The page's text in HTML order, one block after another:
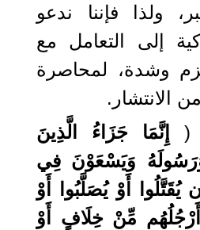
ولذا فإننا ندعو
إلى التعامل مع
وشدة، لمحاصرة
الانتشار.
(
إِنَّمَا جَزَاءُ الَّذِينَ
وَرَسُولَهُ وَيَسْعَوْنَ فِي
يُقَتَّلُوا أَوْ يُصَلَّبُوا أَوْ
مِّنْ خِلَافٍ أَوْ